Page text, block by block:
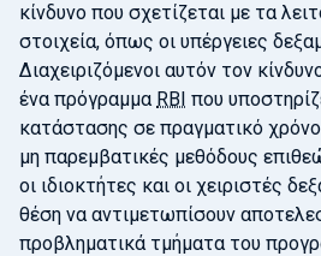
κίνδυνο που σχετίζεται με τα
στοιχεία, όπως οι υπέργειες
Διαχειριζόμενοι αυτόν τον
ένα πρόγραμμα RBI που
κατάστασης σε πραγματικό χρόνο
μη παρεμβατικές μεθόδους
οι ιδιοκτήτες και οι χειριστές
θέση να αντιμετωπίσουν
προβληματικά τμήματα του